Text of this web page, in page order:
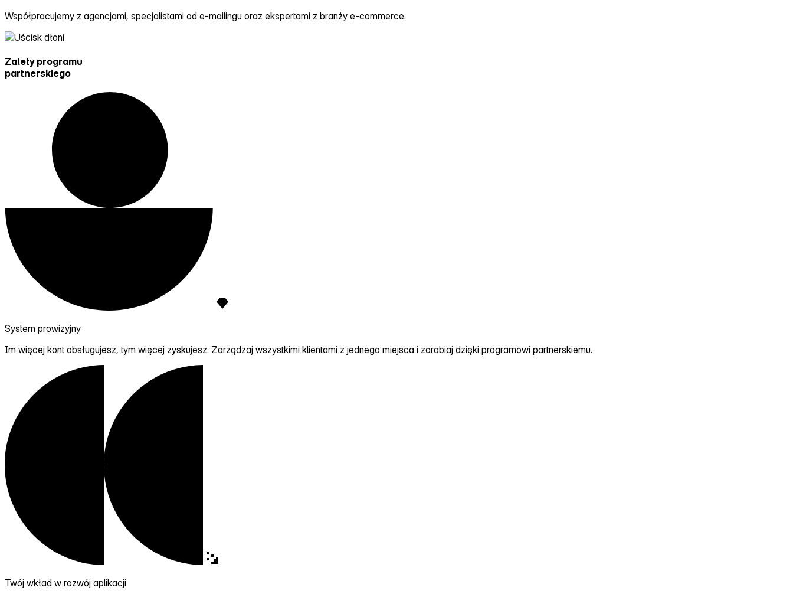
Współpracujemy z agencjami, specjalistami od e‑mailingu oraz ekspertami z branży e‑commerce.
Zalety programu
partnerskiego
System prowizyjny
Im więcej kont obsługujesz, tym więcej zyskujesz. Zarządzaj wszystkimi klientami z jednego miejsca i zarabiaj dzięki programowi partnerskiemu.
Twój wkład w rozwój aplikacji